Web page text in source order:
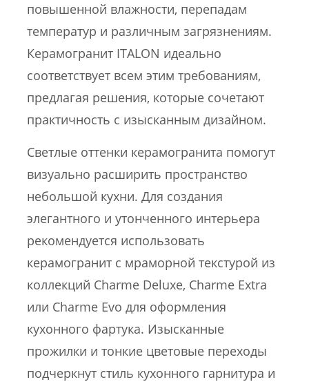
повышенной влажности, перепадам
температур и различным загрязнениям.
Керамогранит ITALON идеально
соответствует всем этим требованиям,
предлагая решения, которые сочетают
практичность с изысканным дизайном.
Светлые оттенки керамогранита помогут
визуально расширить пространство
небольшой кухни. Для создания
элегантного и утонченного интерьера
рекомендуется использовать
керамогранит с мраморной текстурой из
коллекций Charme Deluxe, Charme Extra
или Charme Evo для оформления
кухонного фартука. Изысканные
прожилки и тонкие цветовые переходы
подчеркнут стиль кухонного гарнитура и